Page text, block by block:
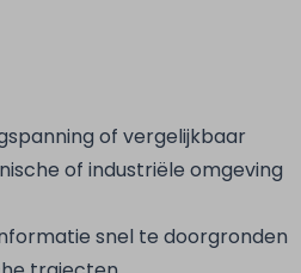
of vergelijkbaar
of industriële omgeving
snel te doorgronden